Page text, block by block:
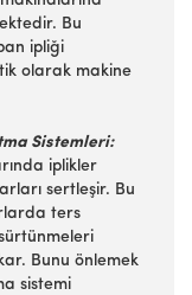
Bu
ipliği
olarak makine
Sistemleri:
iplikler
sertleşir. Bu
ters
Bunu önlemek
sistemi